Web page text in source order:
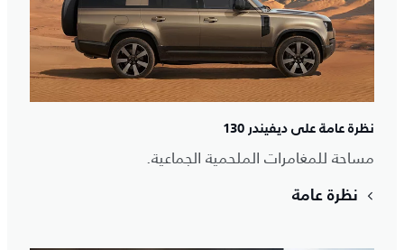
نظرة عامة على ديفيندر 130
مساحة للمغامرات الملحمية الجماعية.
نظرة عامة